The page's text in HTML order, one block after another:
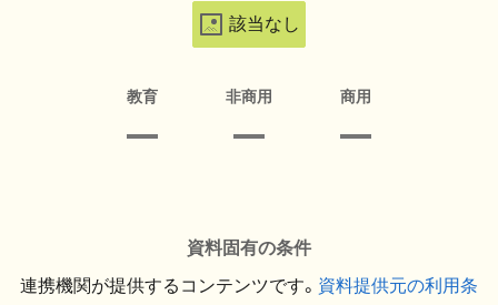
該当なし
教育 非商用 商用
資料固有の条件
連携機関が提供するコンテンツです。 資料提供元の利用条